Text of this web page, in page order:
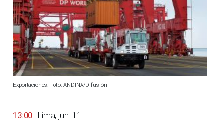
Exportaciones. Foto: ANDINA/Difusión
13:00 | Lima, jun. 11.